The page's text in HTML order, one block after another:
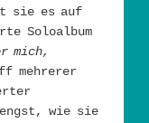
sie es auf
Soloalbum
mich,
mehrerer
wie sie